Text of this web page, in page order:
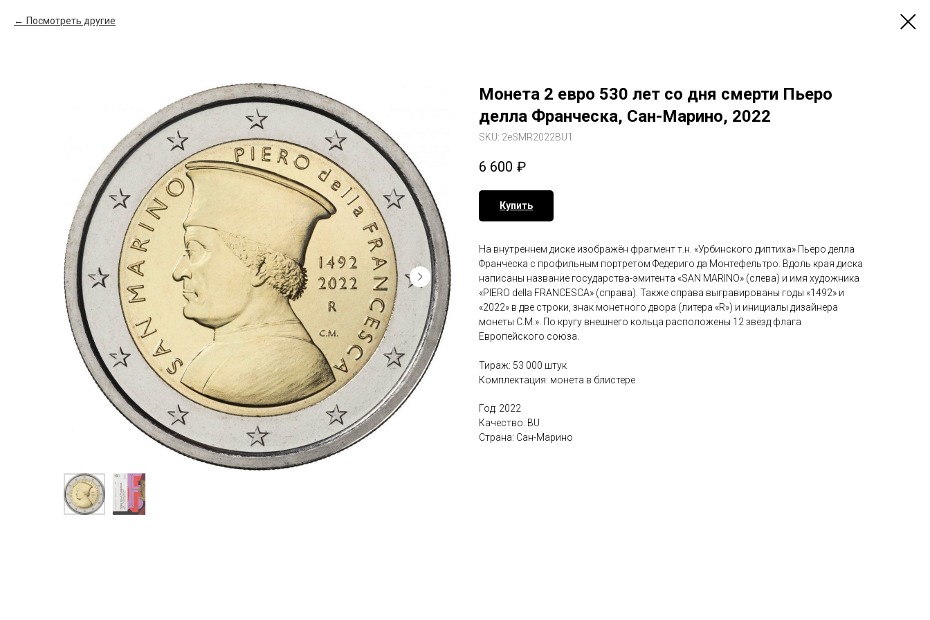
Посмотреть другие
Монета 2 евро 530 лет со дня смерти Пьеро
делла Франческа, Сан-Марино, 2022
SKU: 2eSMR2022BU1
6 600 ₽
Купить
На внутреннем диске изображён фрагмент т.н. «Урбинского диптиха» Пьеро делла
Франческа с профильным портретом Федериго да Монтефельтро. Вдоль края диска
написаны название государства-эмитента «SAN MARINO» (слева) и имя художника
«PIERO della FRANCESCA» (справа). Также справа выгравированы годы «1492» и
«2022» в две строки, знак монетного двора (литера «R») и инициалы дизайнера
монеты C.M.». По кругу внешнего кольца расположены 12 звёзд флага
Европейского союза.
Тираж: 53 000 штук
Комплектация: монета в блистере
Год: 2022
Качество: BU
Страна: Сан-Марино